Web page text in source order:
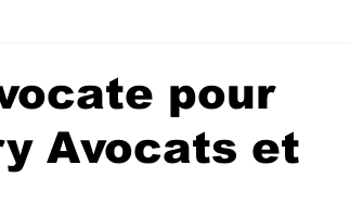
pour
Avocats et